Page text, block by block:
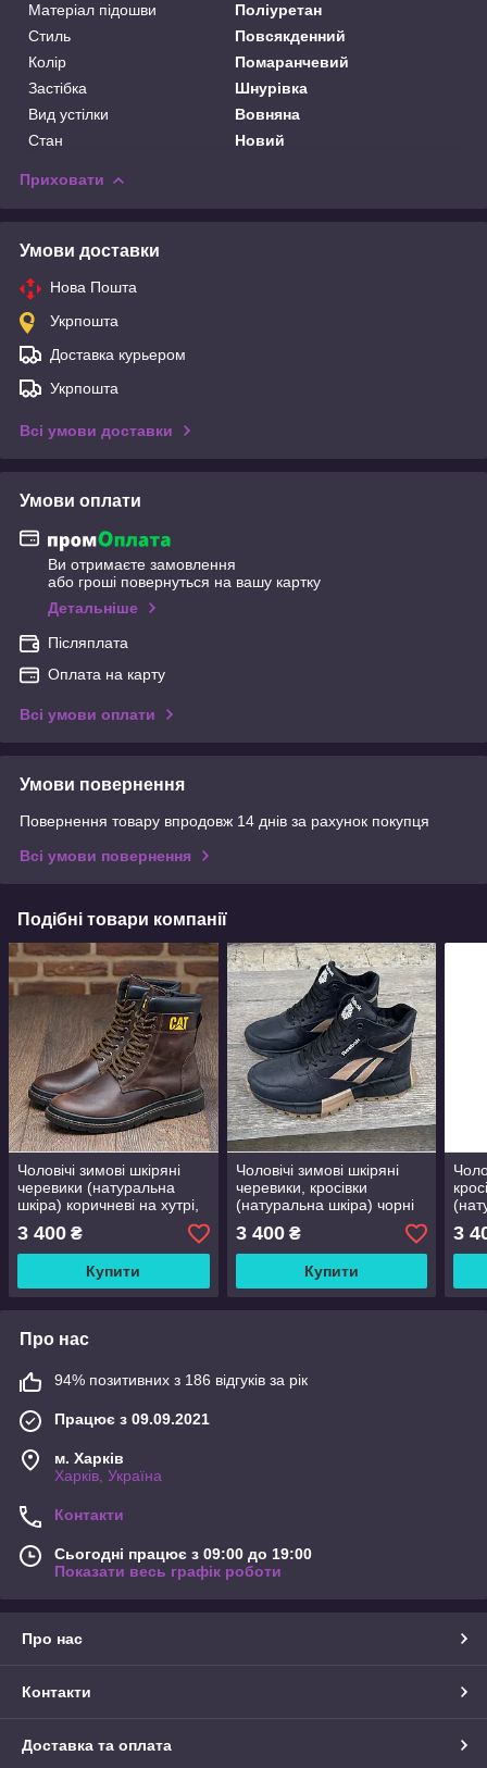
Матеріал підошви
Поліуретан
Стиль
Повсякденний
Колір
Помаранчевий
Застібка
Шнурівка
Вид устілки
Вовняна
Стан
Новий
Приховати
Умови доставки
Нова Пошта
Укрпошта
Доставка курьером
Укрпошта
Всі умови доставки
Умови оплати
Ви отримаєте замовлення
або гроші повернуться на вашу картку
Детальніше
Післяплата
Оплата на карту
Всі умови оплати
Умови повернення
Повернення товару впродовж 14 днів за рахунок покупця
Всі умови повернення
Подібні товари компанії
Чоловічі зимові шкіряні
черевики (натуральна
шкіра) коричневі на хутрі,
розмір 40 41 42 43 44 45
3 400 ₴
Купити
Чоловічі зимові шкіряні
черевики, кросівки
(натуральна шкіра) чорні
на хутрі, чоловіче взуття
на зиму, розмір 40 41 42
43 44 45
3 400₴
Купити
на
43
3
Про нас
94% позитивних з 186 відгуків за рік
Працює з 09.09.2021
м. Харків
Харків, Україна
Контакти
Сьогодні працює з 09:00 до 19:00
Показати весь графік роботи
Про нас
Контакти
Доставка та оплата